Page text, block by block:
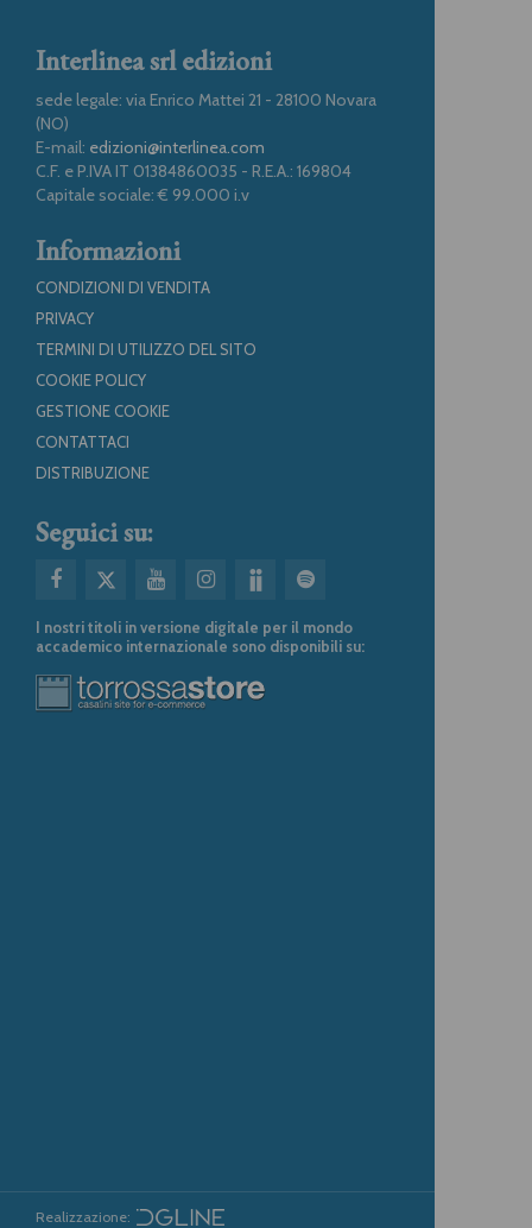
Interlinea srl edizioni
sede legale: via Enrico Mattei 21 - 28100 Novara
(NO)
E-mail: edizioni@interlinea.com
C.F. e P.IVA IT 01384860035 - R.E.A.: 169804
Capitale sociale: € 99.000 i.v
Informazioni
CONDIZIONI DI VENDITA
PRIVACY
TERMINI DI UTILIZZO DEL SITO
COOKIE POLICY
GESTIONE COOKIE
CONTATTACI
DISTRIBUZIONE
Seguici su:
I nostri titoli in versione digitale per il mondo
accademico internazionale sono disponibili su:
Realizzazione: